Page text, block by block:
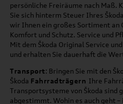
persönliche Freiräume nach Maß.
Sie sich hinterm Steuer Ihres
wir Ihnen ein großes Sortiment an
Komfort und Schutz. Service und
Mit dem Škoda Original Service
und erhalten Sie dauerhaft die
Transport: Bringen Sie mit den
Škoda Fahrradträgern Ihre
Transportsysteme von Škoda sind
abgestimmt. Wohin es auch geht